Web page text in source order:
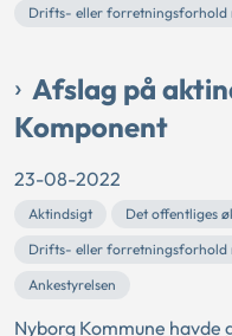
Drifts- eller forretningsforhold
Afslag på
Komponent
23-08-2022
Aktindsigt
Det offentliges
Drifts- eller forretningsforhold
Ankestyrelsen
Nyborg Kommune